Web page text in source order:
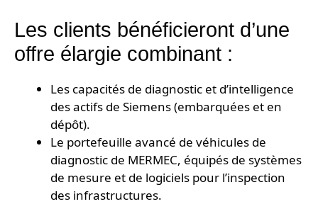
Les clients bénéficieront d’une
offre élargie combinant :
Les capacités de diagnostic et d’intelligence
des actifs de Siemens (embarquées et en
dépôt).
Le portefeuille avancé de véhicules de
diagnostic de MERMEC, équipés de systèmes
de mesure et de logiciels pour l’inspection
des infrastructures.